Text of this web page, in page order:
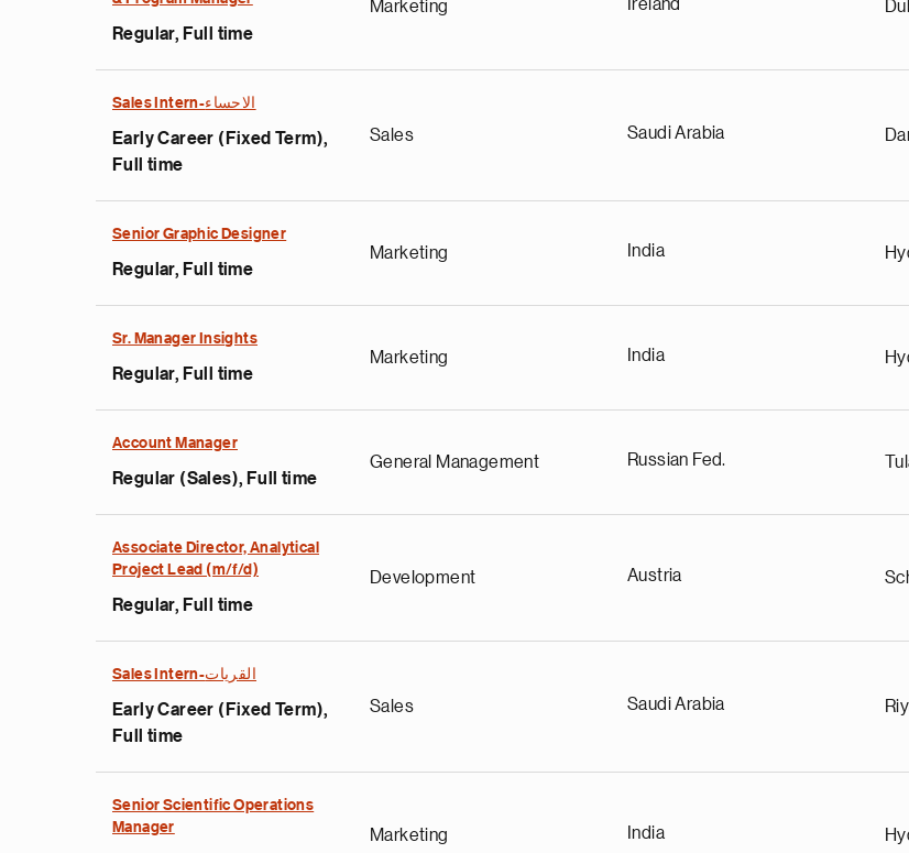
Regular, Full time
Marketing Ireland
Sales Intern-الاحساء
Early Career (Fixed Term),
Full time
Sales Saudi Arabia
Senior Graphic Designer
Regular, Full time
Marketing India
Sr. Manager Insights
Regular, Full time
Marketing India
Account Manager
Regular (Sales), Full time
General Management Russian Fed.
Associate Director, Analytical
Project Lead (m/f/d)
Regular, Full time
Development Austria
Sales Intern-القريات
Early Career (Fixed Term),
Full time
Sales Saudi Arabia
Senior Scientific Operations
Manager
Marketing India